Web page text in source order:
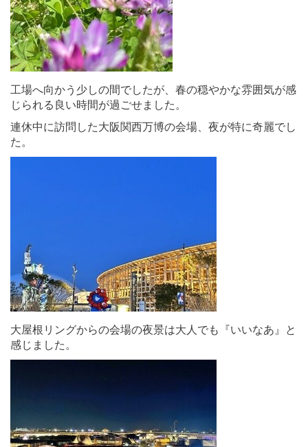
工場へ向かう少しの間でしたが、春の穏やかな雰囲気が感
じられる良い時間が過ごせました。
連休中に訪問した大阪関西万博の会場、夜が特に奇麗でし
た。
大屋根リングからの会場の夜景は大人でも『いいなあ』と
感じました。